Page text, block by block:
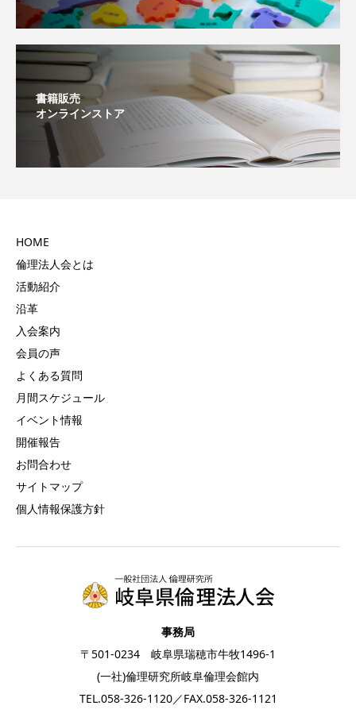
書籍販売
オンラインストア
HOME
倫理法人会とは
活動紹介
沿革
入会案内
会員の声
よくある質問
月間スケジュール
イベント情報
開催報告
お問合わせ
サイトマップ
個人情報保護方針
事務局
〒501-0234 岐阜県瑞穂市牛牧1496-1
(一社)倫理研究所岐阜倫理会館内
TEL.058-326-1120／FAX.058-326-1121